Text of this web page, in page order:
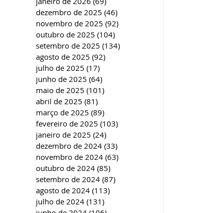
dezembro de 2025 (46)
novembro de 2025 (92)
outubro de 2025 (104)
setembro de 2025 (134)
agosto de 2025 (92)
julho de 2025 (17)
junho de 2025 (64)
maio de 2025 (101)
abril de 2025 (81)
março de 2025 (89)
fevereiro de 2025 (103)
janeiro de 2025 (24)
dezembro de 2024 (33)
novembro de 2024 (63)
outubro de 2024 (85)
setembro de 2024 (87)
agosto de 2024 (113)
julho de 2024 (131)